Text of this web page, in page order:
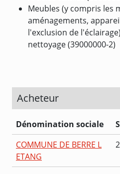
Meubles (y compris les
aménagements,
l'exclusion de
nettoyage (39000000-2)
Acheteur
Dénomination sociale
COMMUNE DE BERRE L
ETANG